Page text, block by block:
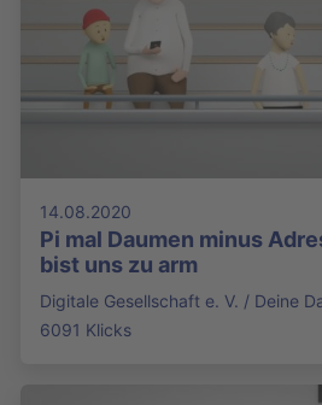
14.08.2020
Pi mal Daumen minus
bist uns zu arm
Digitale Gesellschaft e. V. / Deine
6091 Klicks